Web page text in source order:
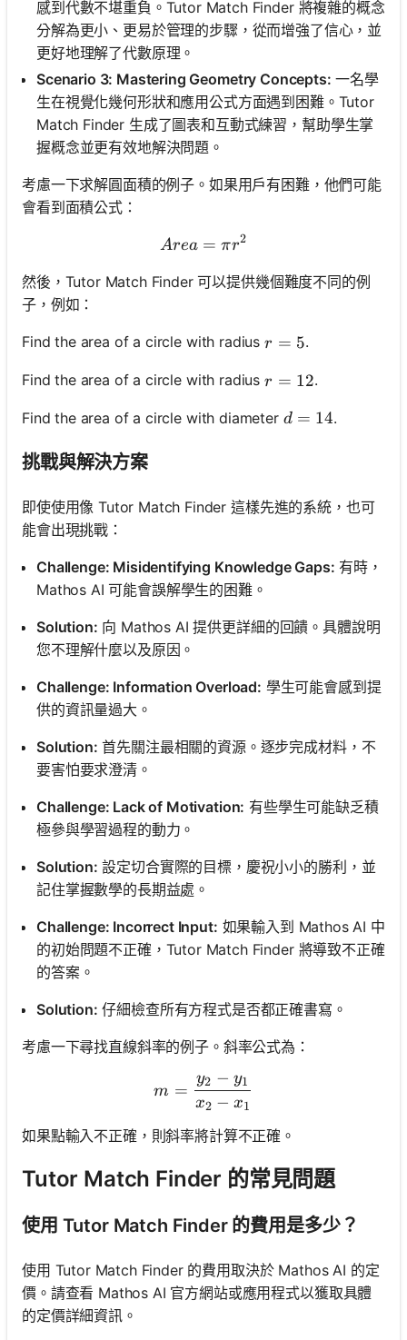
感到代數不堪重負。Tutor Match Finder 將複雜的概念
分解為更小、更易於管理的步驟，從而增強了信心，並
更好地理解了代數原理。
Scenario 3: Mastering Geometry Concepts: 一名學
生在視覺化幾何形狀和應用公式方面遇到困難。Tutor
Match Finder 生成了圖表和互動式練習，幫助學生掌
握概念並更有效地解決問題。
考慮一下求解圓面積的例子。如果用戶有困難，他們可能
會看到面積公式：
Area = \pi r^2
Area = πr2
然後，Tutor Match Finder 可以提供幾個難度不同的例
子，例如：
Find the area of a circle with radius r = 5
r = 5.
Find the area of a circle with radius r = 12
r = 12.
Find the area of a circle with diameter d = 14
d = 14.
挑戰與解決方案
即使使用像 Tutor Match Finder 這樣先進的系統，也可
能會出現挑戰：
Challenge: Misidentifying Knowledge Gaps: 有時，
Mathos AI 可能會誤解學生的困難。
Solution: 向 Mathos AI 提供更詳細的回饋。具體說明
您不理解什麼以及原因。
Challenge: Information Overload: 學生可能會感到提
供的資訊量過大。
Solution: 首先關注最相關的資源。逐步完成材料，不
要害怕要求澄清。
Challenge: Lack of Motivation: 有些學生可能缺乏積
極參與學習過程的動力。
Solution: 設定切合實際的目標，慶祝小小的勝利，並
記住掌握數學的長期益處。
Challenge: Incorrect Input: 如果輸入到 Mathos AI 中
的初始問題不正確，Tutor Match Finder 將導致不正確
的答案。
Solution: 仔細檢查所有方程式是否都正確書寫。
考慮一下尋找直線斜率的例子。斜率公式為：
m = \frac{y_2 - y_1}{x_2
m =
x2 − x1
y2 − y1
如果點輸入不正確，則斜率將計算不正確。
Tutor Match Finder 的常見問題
使用 Tutor Match Finder 的費用是多少？
使用 Tutor Match Finder 的費用取決於 Mathos AI 的定
價。請查看 Mathos AI 官方網站或應用程式以獲取具體
的定價詳細資訊。